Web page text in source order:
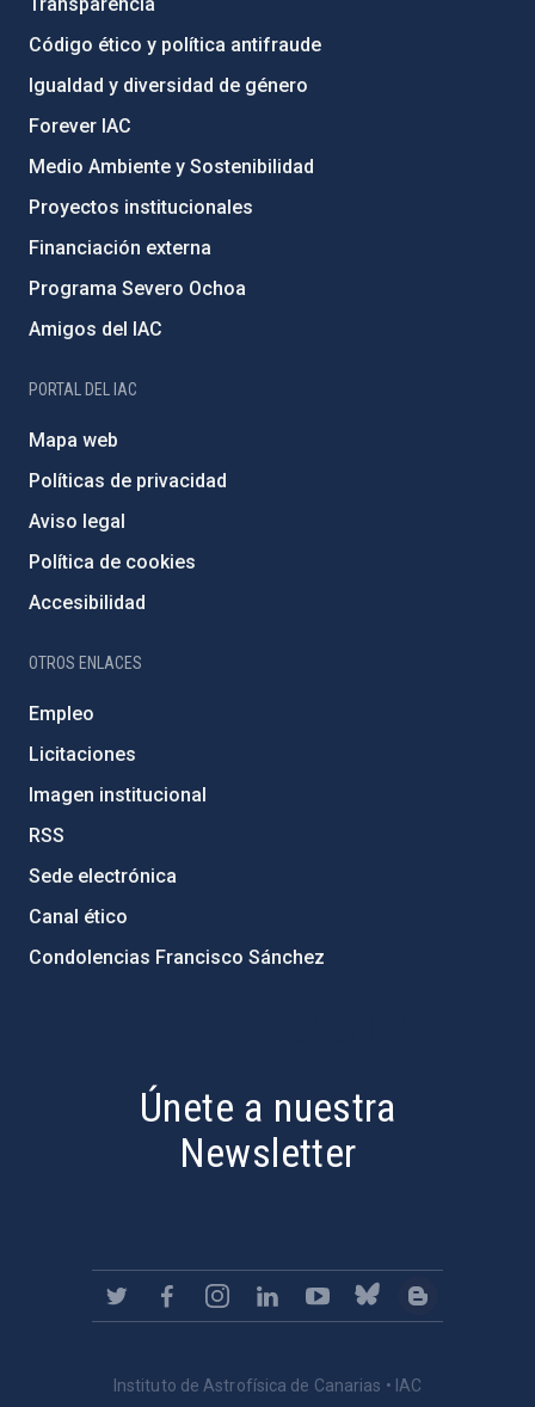
Código ético y política antifraude
Igualdad y diversidad de género
Forever IAC
Medio Ambiente y Sostenibilidad
Proyectos institucionales
Financiación externa
Programa Severo Ochoa
Amigos del IAC
PORTAL DEL IAC
Mapa web
Políticas de privacidad
Aviso legal
Política de cookies
Accesibilidad
OTROS ENLACES
Empleo
Licitaciones
Imagen institucional
RSS
Sede electrónica
Canal ético
Condolencias Francisco Sánchez
Únete a nuestra
Newsletter
Instituto de Astrofísica de Canarias • IAC